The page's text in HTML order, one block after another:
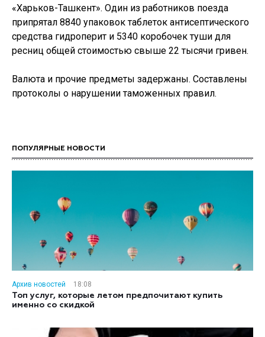
«Харьков-Ташкент». Один из работников поезда
припрятал 8840 упаковок таблеток антисептического
средства гидроперит и 5340 коробочек туши для
ресниц общей стоимостью свыше 22 тысячи гривен.
Валюта и прочие предметы задержаны. Составлены
протоколы о нарушении таможенных правил.
ПОПУЛЯРНЫЕ НОВОСТИ
Архив новостей
18:08
Топ услуг, которые летом предпочитают купить
именно со скидкой